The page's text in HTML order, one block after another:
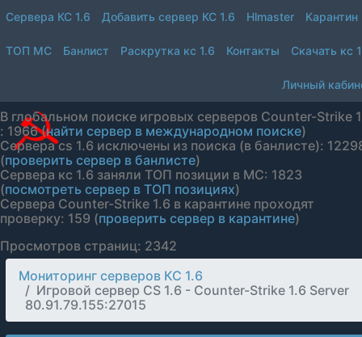
Сервера КС 1.6 Добавить сервер КС 1.6 Hlmaster Карантин
ТОП МС Банлист Раскрутка кс 1.6 Контакты Скачать кс
Личный
В глобальном поиске игровых серверов Counter-Strike
: 1966 (найти сервер в международном поиске)
Сервера cs 1.6 исключены из поиска (в банлисте):
(проверить сервер в банлисте)
Сервера кс 1.6 заняли ТОП позиции в МС: 1823
(посмотреть сервер в ТОП позициях)
Сервера Counter-Strike 1.6 в карантине проходят
проверку: 159 (проверить сервер в карантине)
Просмотров страниц: 2342
Мониторинг серверов КС 1.6
Игровой сервер CS 1.6 - Counter-Strike 1.6 Server
80.91.79.155:27015